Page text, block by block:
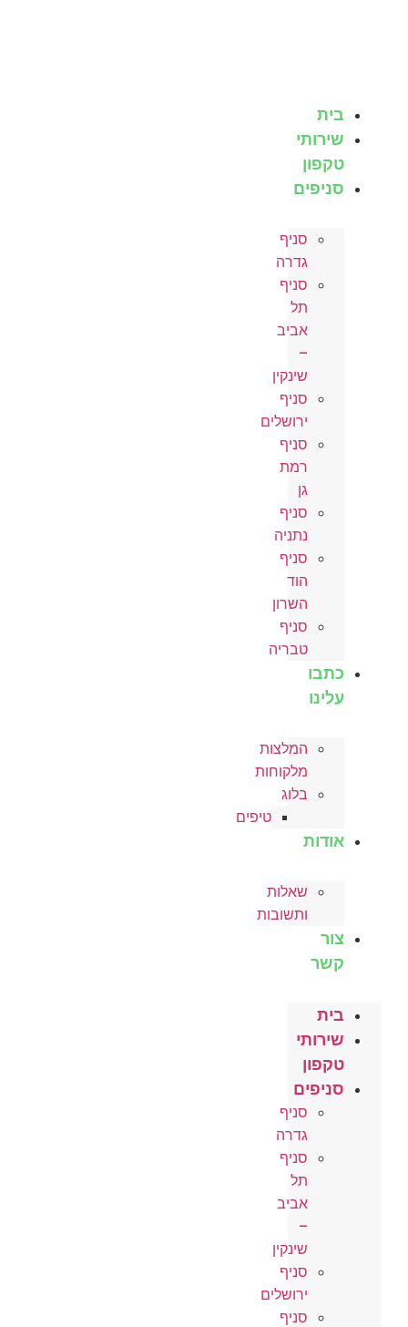
בית
שירותי
טקפון
סניפים
סניף
גדרה
סניף
תל
אביב
–
שינקין
סניף
ירושלים
סניף
רמת
גן
סניף
נתניה
סניף
הוד
השרון
סניף
טבריה
כתבו
עלינו
המלצות
מלקוחות
בלוג
טיפים
אודות
שאלות
ותשובות
צור
קשר
בית
שירותי
טקפון
סניפים
סניף
גדרה
סניף
תל
אביב
–
שינקין
סניף
ירושלים
סניף